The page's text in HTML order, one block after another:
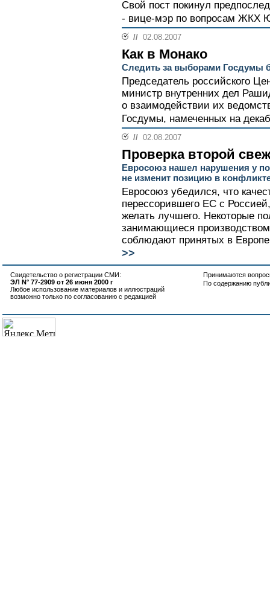
Свой пост покинул
- вице-мэр по вопросам ЖКХ
// 02.08.2007
Как в Монако
Следить за выборами Госдумы
Председатель российского
министр внутренних дел
о взаимодействии их
Госдумы, намеченных на
// 02.08.2007
Проверка второй
Евросоюз нашел нарушения у
не изменит позицию в
Евросоюз убедился, что
перессорившего ЕС с
желать лучшего. Некоторые
занимающиеся
соблюдают принятых в
>>
Свидетельство о регистрации СМИ:
ЭЛ N° 77-2909 от 26 июня 2000 г
Любое использование материалов и иллюстраций
возможно только по согласованию с редакцией
Принимаются
По содержанию